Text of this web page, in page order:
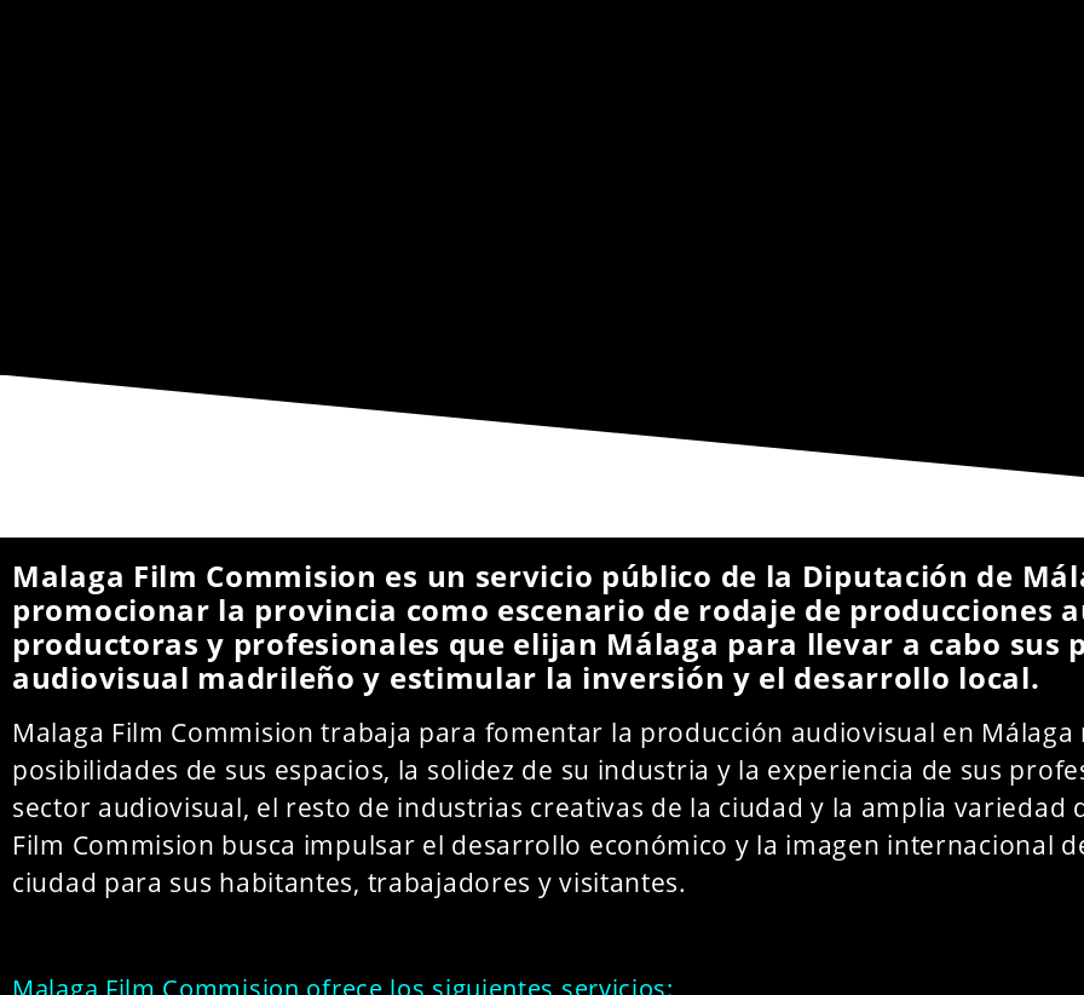
Malaga Film Commision es un servicio público de la Diputación de
promocionar la provincia como escenario de rodaje de producciones
productoras y profesionales que elijan Málaga para llevar a cabo sus
audiovisual madrileño y estimular la inversión y el desarrollo local.
Malaga Film Commision trabaja para fomentar la producción audiovisual en
posibilidades de sus espacios, la solidez de su industria y la experiencia de sus
sector audiovisual, el resto de industrias creativas de la ciudad y la amplia variedad
Film Commision busca impulsar el desarrollo económico y la imagen internacional
ciudad para sus habitantes, trabajadores y visitantes.
Malaga Film Commision ofrece los siguientes servicios: